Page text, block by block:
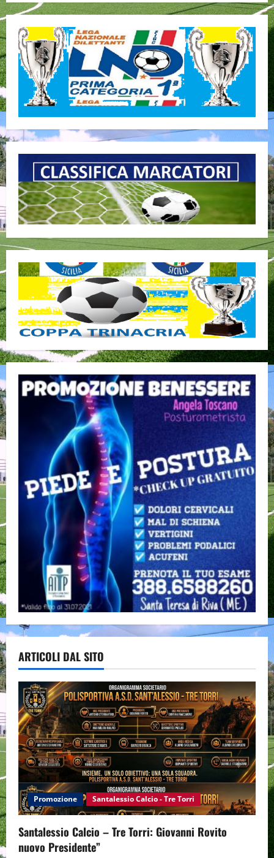
ARTICOLI DAL SITO
Promozione Santalessio Calcio - Tre Torri
Santalessio Calcio – Tre Torri: Giovanni Rovito
nuovo Presidente”